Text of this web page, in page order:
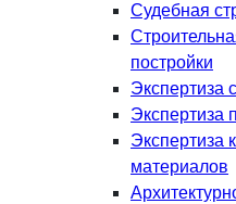
Судебная
постройки
Экспертиза
Экспертиза
Экспертиза
материалов